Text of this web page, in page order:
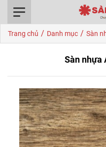
Trang chủ / Danh mục / Sàn
Sàn nhựa